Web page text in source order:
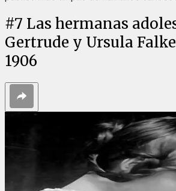
#7 Las hermanas
Gertrude y Ursula
1906